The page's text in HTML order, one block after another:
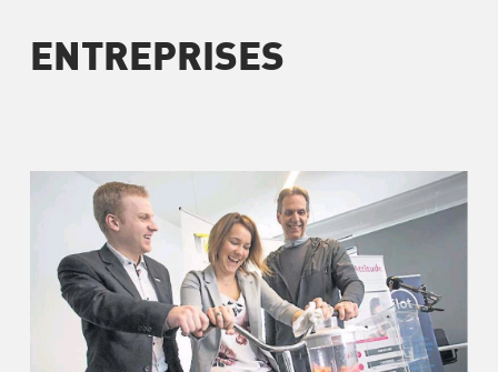
ENTREPRISES